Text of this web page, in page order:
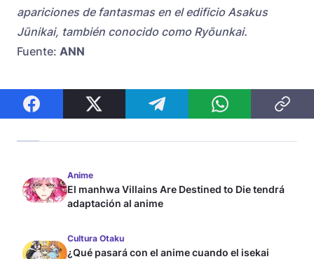
apariciones de fantasmas en el edificio Asakus
Jūnikai, también conocido como Ryōunkai.
Fuente: ANN
Anime
El manhwa Villains Are Destined to Die tendrá
adaptación al anime
Cultura Otaku
¿Qué pasará con el anime cuando el isekai